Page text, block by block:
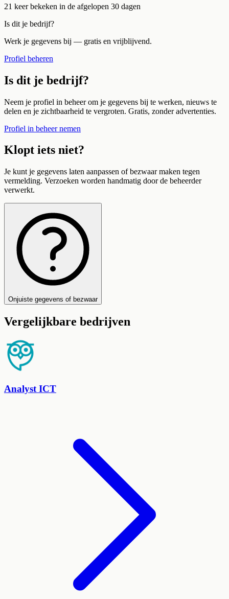
21 keer bekeken in de afgelopen 30 dagen
Is dit je bedrijf?
Werk je gegevens bij — gratis en vrijblijvend.
Profiel beheren
Is dit je bedrijf?
Neem je profiel in beheer om je gegevens bij te werken, nieuws te
delen en je zichtbaarheid te vergroten. Gratis, zonder advertenties.
Profiel in beheer nemen
Klopt iets niet?
Je kunt je gegevens laten aanpassen of bezwaar maken tegen
vermelding. Verzoeken worden handmatig door de beheerder
verwerkt.
Onjuiste gegevens of bezwaar
Vergelijkbare bedrijven
Analyst ICT